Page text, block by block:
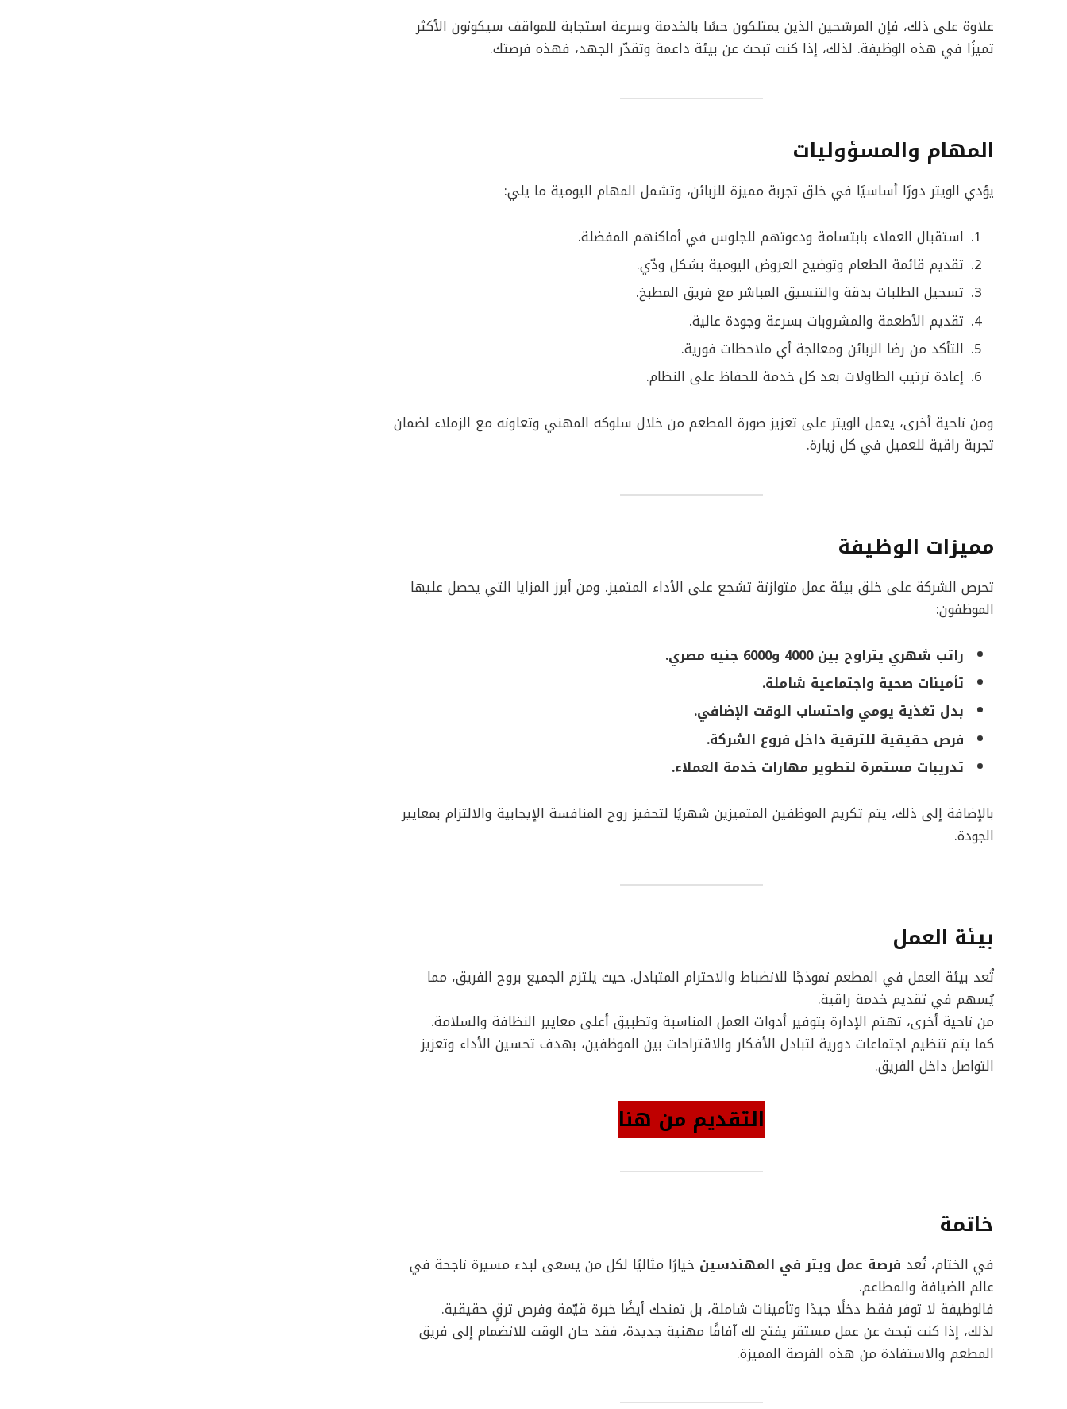
علاوة على ذلك، فإن المرشحين الذين يمتلكون حسًا بالخدمة وسرعة استجابة للمواقف سيكونون الأكثر
تميزًا في هذه الوظيفة. لذلك، إذا كنت تبحث عن بيئة داعمة وتقدّر الجهد، فهذه فرصتك.
المهام والمسؤوليات
يؤدي الويتر دورًا أساسيًا في خلق تجربة مميزة للزبائن، وتشمل المهام اليومية ما يلي:
استقبال العملاء بابتسامة ودعوتهم للجلوس في أماكنهم المفضلة.
تقديم قائمة الطعام وتوضيح العروض اليومية بشكل ودّي.
تسجيل الطلبات بدقة والتنسيق المباشر مع فريق المطبخ.
تقديم الأطعمة والمشروبات بسرعة وجودة عالية.
التأكد من رضا الزبائن ومعالجة أي ملاحظات فورية.
إعادة ترتيب الطاولات بعد كل خدمة للحفاظ على النظام.
ومن ناحية أخرى، يعمل الويتر على تعزيز صورة المطعم من خلال سلوكه المهني وتعاونه مع الزملاء لضمان
تجربة راقية للعميل في كل زيارة.
مميزات الوظيفة
تحرص الشركة على خلق بيئة عمل متوازنة تشجع على الأداء المتميز. ومن أبرز المزايا التي يحصل عليها
الموظفون:
راتب شهري يتراوح بين 4000 و6000 جنيه مصري.
تأمينات صحية واجتماعية شاملة.
بدل تغذية يومي واحتساب الوقت الإضافي.
فرص حقيقية للترقية داخل فروع الشركة.
تدريبات مستمرة لتطوير مهارات خدمة العملاء.
بالإضافة إلى ذلك، يتم تكريم الموظفين المتميزين شهريًا لتحفيز روح المنافسة الإيجابية والالتزام بمعايير
الجودة.
بيئة العمل
تُعد بيئة العمل في المطعم نموذجًا للانضباط والاحترام المتبادل. حيث يلتزم الجميع بروح الفريق، مما
يُسهم في تقديم خدمة راقية.
من ناحية أخرى، تهتم الإدارة بتوفير أدوات العمل المناسبة وتطبيق أعلى معايير النظافة والسلامة.
كما يتم تنظيم اجتماعات دورية لتبادل الأفكار والاقتراحات بين الموظفين، بهدف تحسين الأداء وتعزيز
التواصل داخل الفريق.
التقديم من هنا
خاتمة
في الختام، تُعد فرصة عمل ويتر في المهندسين خيارًا مثاليًا لكل من يسعى لبدء مسيرة ناجحة في
عالم الضيافة والمطاعم.
فالوظيفة لا توفر فقط دخلًا جيدًا وتأمينات شاملة، بل تمنحك أيضًا خبرة قيّمة وفرص ترقٍ حقيقية.
لذلك، إذا كنت تبحث عن عمل مستقر يفتح لك آفاقًا مهنية جديدة، فقد حان الوقت للانضمام إلى فريق
المطعم والاستفادة من هذه الفرصة المميزة.